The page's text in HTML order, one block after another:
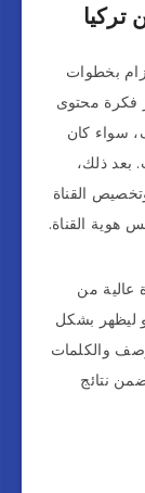
تركيا
بخطوات
فكرة محتوى
سواء كان
بعد ذلك،
القناة
هوية القناة.
عالية من
ليظهر بشكل
والكلمات
نتائج